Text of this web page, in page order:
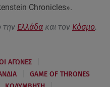
Chronicles».
την Ελλάδα και τον Κόσμο.
ΑΓΩΝΕΣ
GAME OF THRONES